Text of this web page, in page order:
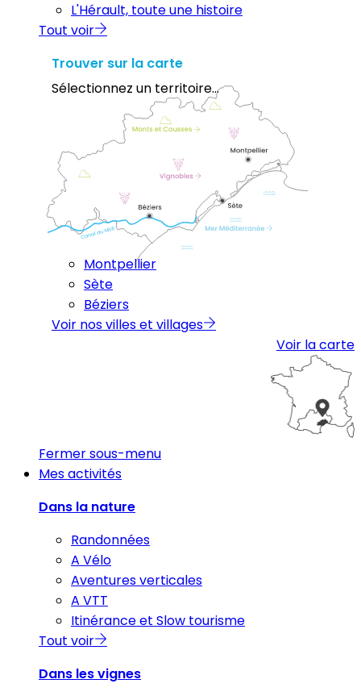
L'Hérault, toute une histoire
Tout voir
Trouver sur la carte
Sélectionnez un territoire...
Montpellier
Sète
Béziers
Voir nos villes et villages
Voir la carte
Fermer sous-menu
Mes activités
Dans la nature
Randonnées
A Vélo
Aventures verticales
A VTT
Itinérance et Slow tourisme
Tout voir
Dans les vignes